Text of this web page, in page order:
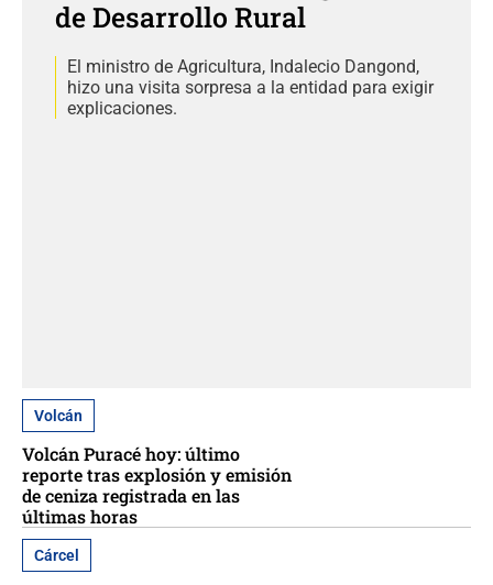
de Desarrollo Rural
El ministro de Agricultura, Indalecio Dangond,
hizo una visita sorpresa a la entidad para exigir
explicaciones.
Volcán
Volcán Puracé hoy: último
reporte tras explosión y emisión
de ceniza registrada en las
últimas horas
Cárcel